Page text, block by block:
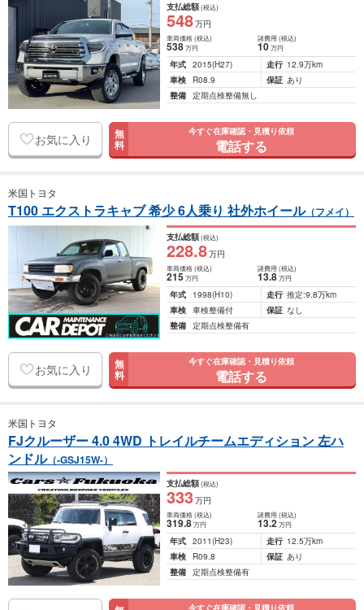
支払総額(税込)
548万円
車両価格(税込)
538万円
諸費用 (税込)
10 万円
年式 2015(H27) 走行 12.9万km
車検
R08.9 保証 あり
整備 定期点検整備無し
お気に入り 無
料
今すぐ在庫確認・見積り依頼
電話する
米国トヨタ
T100 エクストラキャブ 希少 6人乗り 社外ホイール（フメイ）
支払総額(税込)
228.8万円
車両価格(税込)
215万円
諸費用 (税込)
13.8 万円
年式 1998(H10) 走行 推定:9.8万km
車検 車検整備付 保証 なし
整備 定期点検整備有
お気に入り 無
料
今すぐ在庫確認・見積り依頼
電話する
米国トヨタ
FJクルーザー 4.0 4WD トレイルチームエディション 左ハ
ンドル（-GSJ15W-）
支払総額(税込)
333万円
車両価格(税込)
319.8万円
諸費用 (税込)
13.2 万円
年式 2011(H23) 走行 12.5万km
車検
R09.8 保証 あり
整備 定期点検整備有
今すぐ在庫確認・見積り依頼